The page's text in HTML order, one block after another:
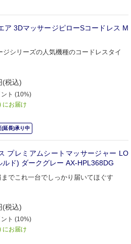
ア 3DマッサージピローSコードレス M
ジシリーズの人気機種のコードレスタイ
(税込)
ント (10%)
にお届け
延長)承り中
プレミアムシートマッサージャー LO
ルド) ダークグレー AX-HPL368DG
でこれ一台でしっかり届いてほぐす
(税込)
ト (10%)
にお届け